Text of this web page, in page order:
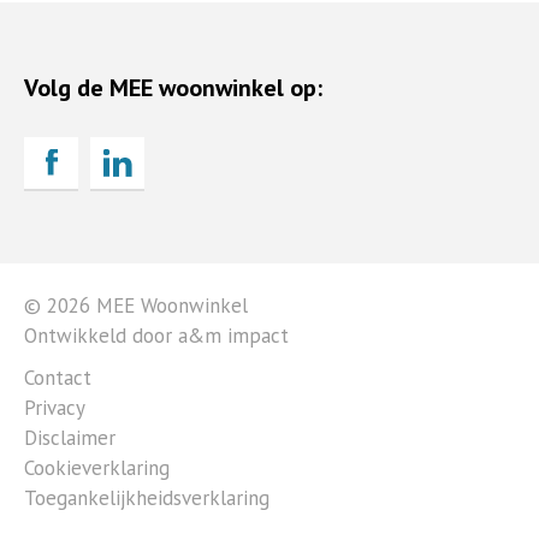
Volg de MEE woonwinkel op:
© 2026 MEE Woonwinkel
Ontwikkeld door a&m impact
Contact
Privacy
Disclaimer
Cookieverklaring
Toegankelijkheidsverklaring